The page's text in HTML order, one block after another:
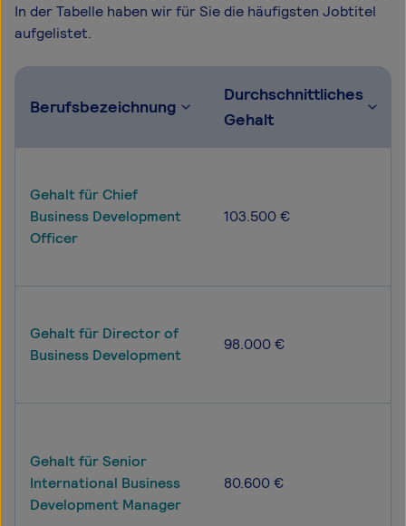
In der Tabelle haben wir für Sie die häufigsten Jobtitel
aufgelistet.
Berufsbezeichnung
Durchschnittliches
Gehalt
Gehalt für Chief
Business Development
Officer
103.500 €
Gehalt für Director of
Business Development
98.000 €
Gehalt für Senior
International Business
Development Manager
80.600 €